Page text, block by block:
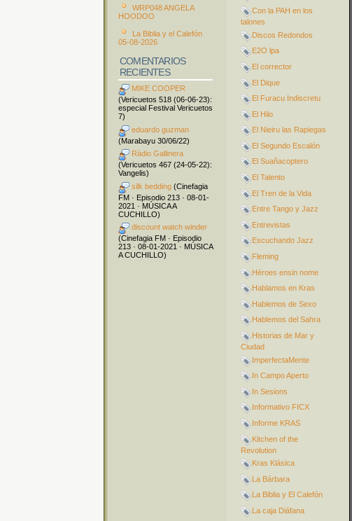
Con la PAH en los
talones
Discos Redondos
E2O lpa
El corrector
El Dique
El Furacu Indiscretu
El Hilo
El Nieiru las Rapiegas
El Segundo Escalón
El Suañacoptero
El Talento
El Tren de la Vida
Entre Tango y Jazz
Entrevistas
Escuchando Jazz
Fleming
Héroes ensin nome
Hablamos en Kras
Hablemos de Sexo
Hablemos del Sahra
Historias de Mar y
Ciudad
ImperfectaMente
In Campo Aperto
In Sesions
Informativo FICX
Informe KRAS
Kitchen of the
Revolution
Kras Klásica
La Bárbara
La Biblia y El Calefón
La caja Diáfana
WRP048 ANGELA
HOODOO
La Biblia y el Calefón
05-08-2026
COMENTARIOS
RECIENTES
MIKE COOPER
(Vericuetos 518 (06-06-23):
especial Festival Vericuetos
7)
eduardo guzman
(Marabayu 30/06/22)
Ràdio Gallinera
(Vericuetos 467 (24-05-22):
Vangelis)
silk bedding (Cinefagia
FM · Episodio 213 · 08-01-
2021 · MÚSICA A
CUCHILLO)
discount watch winder
(Cinefagia FM · Episodio
213 · 08-01-2021 · MÚSICA
A CUCHILLO)